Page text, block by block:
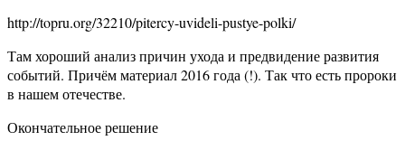
http://topru.org/32210/pitercy-uvideli-pustye-polki/
Там хороший анализ причин ухода и предвидение развития
событий. Причём материал 2016 года (!). Так что есть пророки
в нашем отечестве.
Окончательное решение